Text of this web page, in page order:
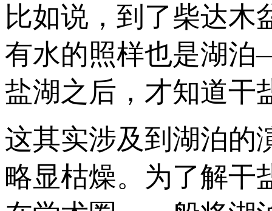
比如说，到了柴达木
有水的照样也是湖
盐湖之后，才知道干
这其实涉及到湖泊的
略显枯燥。为了解干